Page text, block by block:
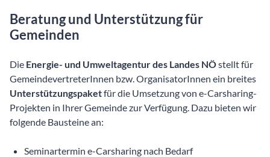
Beratung und Unterstützung für
Gemeinden
Die Energie- und Umweltagentur des Landes NÖstellt für
GemeindevertreterInnen bzw. OrganisatorInnen ein breites
Unterstützungspaketfür die Umsetzung von e-Carsharing-
Projekten in Ihrer Gemeinde zur Verfügung. Dazu bieten wir
folgende Bausteine an:
Seminartermin e-Carsharing nach Bedarf